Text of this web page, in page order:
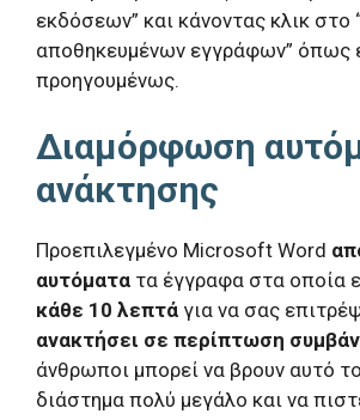
εκδόσεων” και κάνοντας κλικ στο
αποθηκευμένων εγγράφων” όπως
προηγουμένως.
Διαμόρφωση
ανάκτησης
Προεπιλεγμένο Microsoft Word
αυτόματα τα έγγραφα στα οποία
κάθε 10 λεπτά για να σας
ανακτήσει σε περίπτωση
άνθρωποι μπορεί να βρουν αυτό
διάστημα πολύ μεγάλο και να